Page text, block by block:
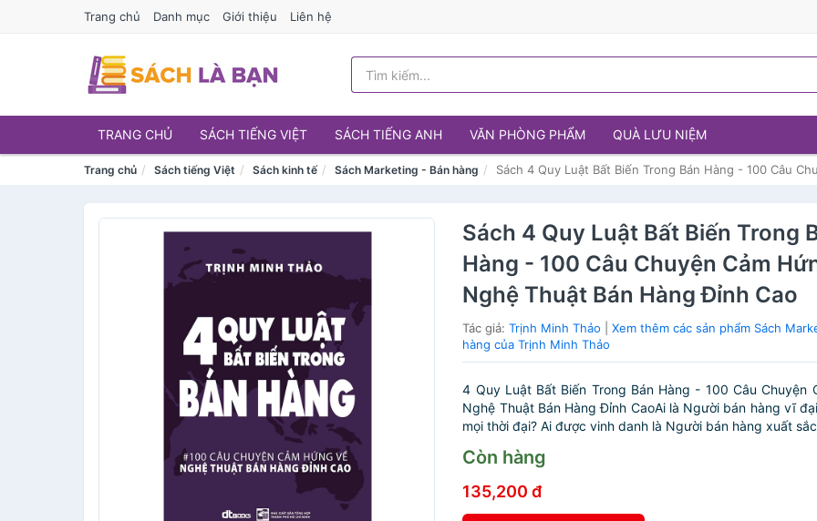
Trang chủ Danh mục Giới thiệu Liên hệ
TRANG CHỦ SÁCH TIẾNG VIỆT SÁCH TIẾNG ANH VĂN PHÒNG PHẨM QUÀ LƯU NIỆM
Trang chủ Sách tiếng Việt Sách kinh tế Sách Marketing - Bán hàng Sách 4 Quy Luật Bất Biến Trong Bán Hàng - 100 Câu
Sách 4 Quy Luật Bất Biến Trong
Hàng - 100 Câu Chuyện Cảm
Nghệ Thuật Bán Hàng Đỉnh Cao
Tác giả:Trịnh Minh Thảo |Xem thêm các sản phẩm Sách
hàng của Trịnh Minh Thảo
4 Quy Luật Bất Biến Trong Bán Hàng - 100 Câu Chuyện
Nghệ Thuật Bán Hàng Đỉnh CaoAi là Người bán hàng vĩ
mọi thời đại? Ai được vinh danh là Người bán hàng xuất
Còn hàng
135,200 đ